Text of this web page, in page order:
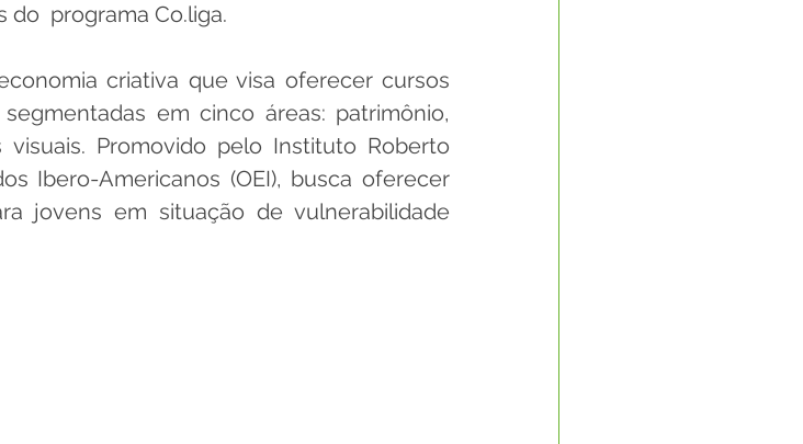
programa Co.liga.
criativa que visa oferecer cursos
em cinco áreas: patrimônio,
Promovido pelo Instituto Roberto
Ibero-Americanos (OEI), busca oferecer
jovens em situação de vulnerabilidade